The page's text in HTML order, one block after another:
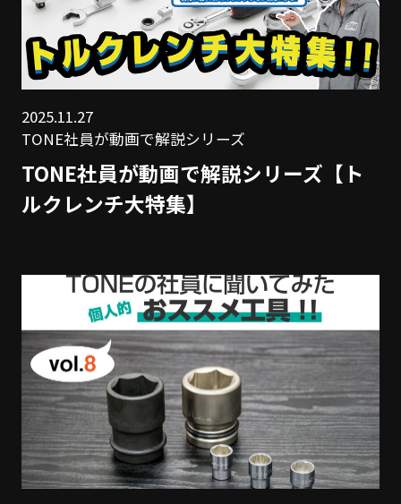
2025.11.27
TONE社員が動画で解説シリーズ
TONE社員が動画で解説シリーズ【ト
ルクレンチ大特集】